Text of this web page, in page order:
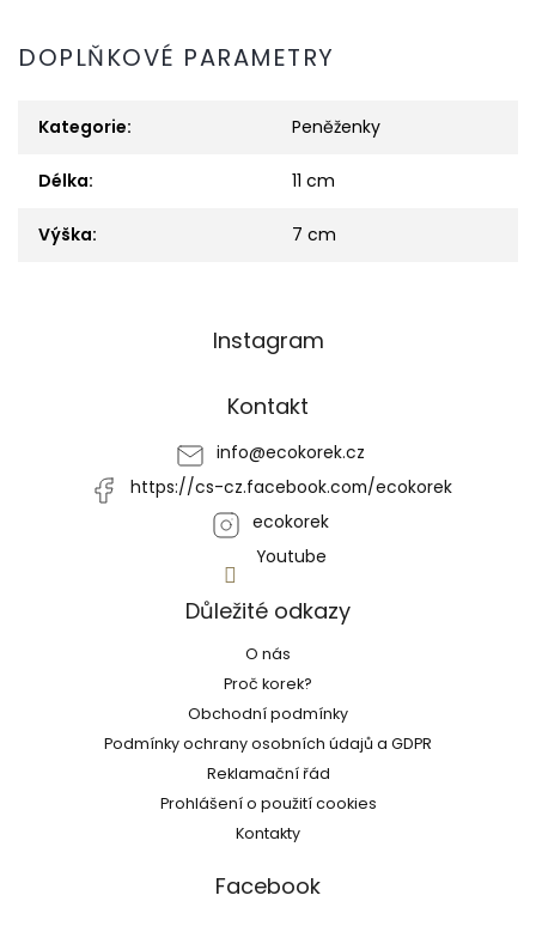
DOPLŇKOVÉ PARAMETRY
Kategorie: Peněženky
Délka: 11 cm
Výška: 7 cm
Instagram
Kontakt
info@ecokorek.cz
https://cs-cz.facebook.com/ecokorek
ecokorek
Youtube
Důležité odkazy
O nás
Proč korek?
Obchodní podmínky
Podmínky ochrany osobních údajů a GDPR
Reklamační řád
Prohlášení o použití cookies
Kontakty
Facebook